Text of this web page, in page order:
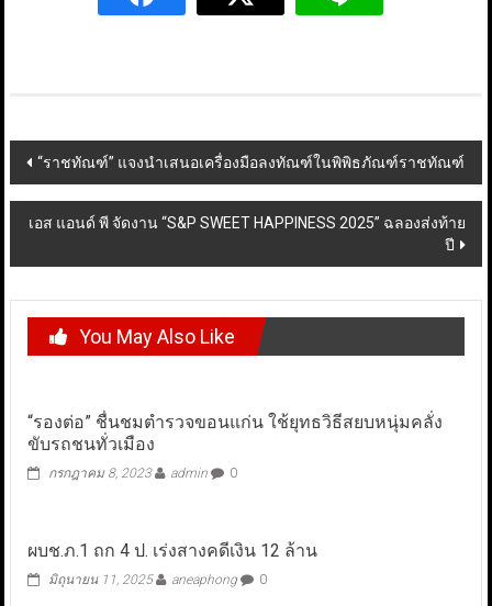
Post
navigation
“ราชทัณฑ์” แจงนำเสนอเครื่องมือลงทัณฑ์ในพิพิธภัณฑ์ราชทัณฑ์
เอส แอนด์ พี จัดงาน “S&P SWEET HAPPINESS 2025” ฉลองส่งท้าย
ปี
You May Also Like
“รองต่อ” ชื่นชมตำรวจขอนแก่น ใช้ยุทธวิธีสยบหนุ่มคลั่ง
ขับรถชนทั่วเมือง
กรกฎาคม 8, 2023 admin 0
ผบช.ภ.1 ถก 4 ป. เร่งสางคดีเงิน 12 ล้าน
มิถุนายน 11, 2025 aneaphong 0